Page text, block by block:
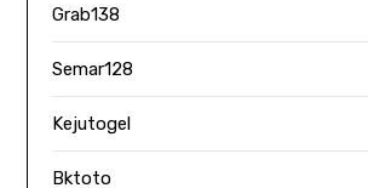
Grab138
Semar128
Kejutogel
Bktoto